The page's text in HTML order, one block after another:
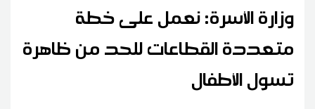
وزارة الأسرة: نعمل على خطة
متعددة القطاعات للحد من ظاهرة
تسول الأطفال